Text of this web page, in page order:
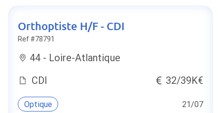
Orthoptiste H/F - CDI
Ref #78791
44 - Loire-Atlantique
CDI
32/39K€
Optique 21/07